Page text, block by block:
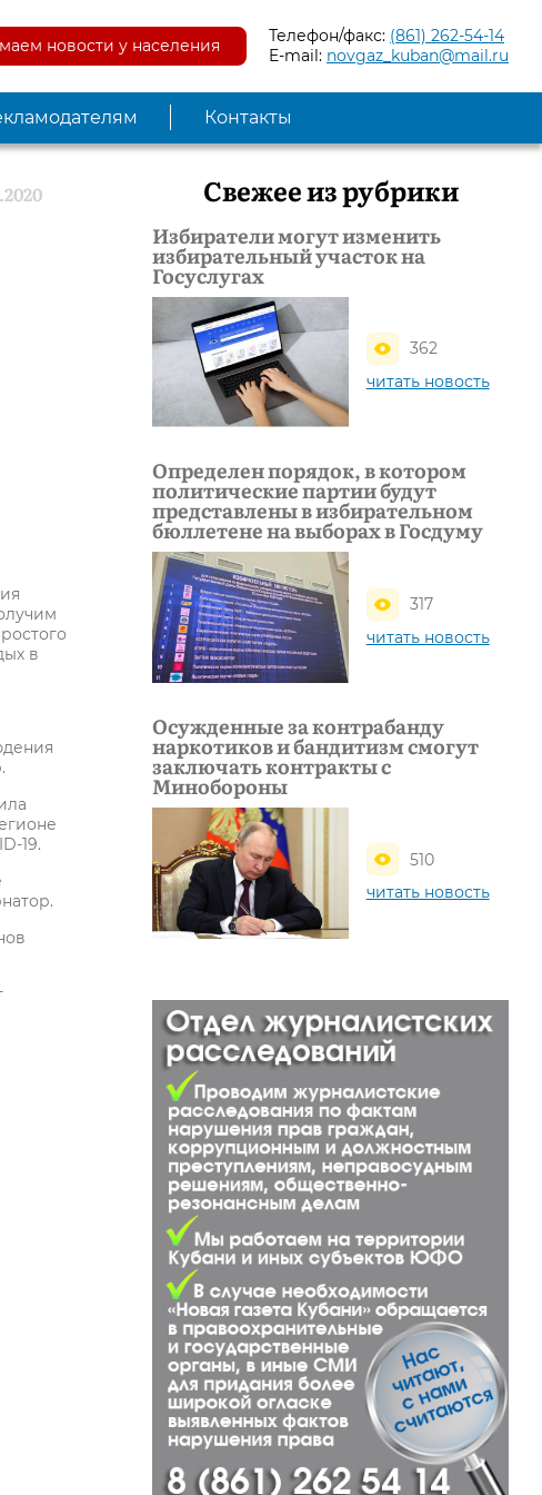
новости у населения Телефон/факс: (861) 262-54-14
E-mail: novgaz_kuban@mail.ru
Контакты
в
19.
Свежее из рубрики
Избиратели могут изменить
избирательный участок на
Госуслугах
362
читать новость
Определен порядок, в котором
политические партии будут
представлены в избирательном
бюллетене на выборах в Госдуму
317
читать новость
Осужденные за контрабанду
наркотиков и бандитизм смогут
заключать контракты с
Минобороны
510
читать новость